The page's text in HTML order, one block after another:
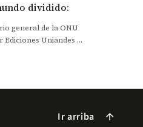
dividido:
general de la ONU
Uniandes y
Ir arriba arrow_forward